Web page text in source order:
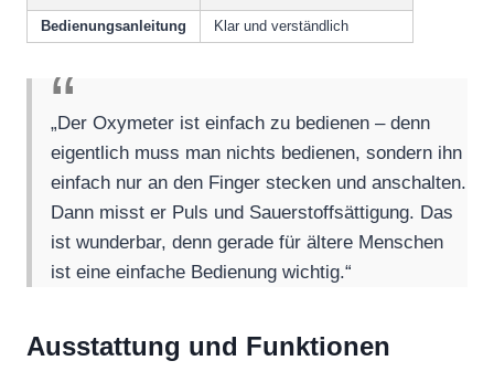
Bedienungsanleitung
Klar und verständlich
„Der Oxymeter ist einfach zu bedienen – denn
eigentlich muss man nichts bedienen, sondern ihn
einfach nur an den Finger stecken und anschalten.
Dann misst er Puls und Sauerstoffsättigung. Das
ist wunderbar, denn gerade für ältere Menschen
ist eine einfache Bedienung wichtig.“
Ausstattung und Funktionen